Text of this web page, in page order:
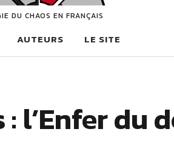
DU CHAOS EN FRANÇAIS
AUTEURS LE SITE
l’Enfer du